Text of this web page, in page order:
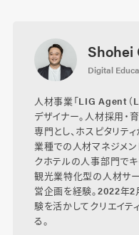
Shohei
Digital
人材事業「LIG Agent（
デザイナー。人材採用・
専門とし、ホスピタリテ
業種での人材マネジメ
クホテルの人事部門でキ
観光業特化型の人材サ
営企画を経験。2022年
験を活かしてクリエイ
る。